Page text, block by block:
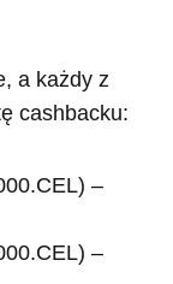
a każdy z
cashbacku:
–
–